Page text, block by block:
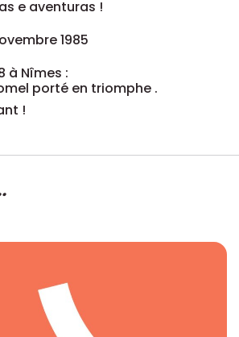
e aventuras !
1985
à Nîmes :
porté en triomphe .
!